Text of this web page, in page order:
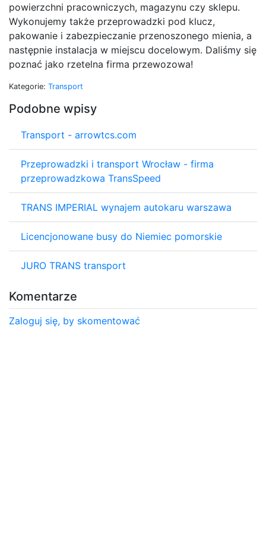
powierzchni pracowniczych, magazynu czy sklepu.
Wykonujemy także przeprowadzki pod klucz,
pakowanie i zabezpieczanie przenoszonego mienia, a
następnie instalacja w miejscu docelowym. Daliśmy się
poznać jako rzetelna firma przewozowa!
Kategorie: Transport
Podobne wpisy
Transport - arrowtcs.com
Przeprowadzki i transport Wrocław - firma
przeprowadzkowa TransSpeed
TRANS IMPERIAL wynajem autokaru warszawa
Licencjonowane busy do Niemiec pomorskie
JURO TRANS transport
Komentarze
Zaloguj się, by skomentować